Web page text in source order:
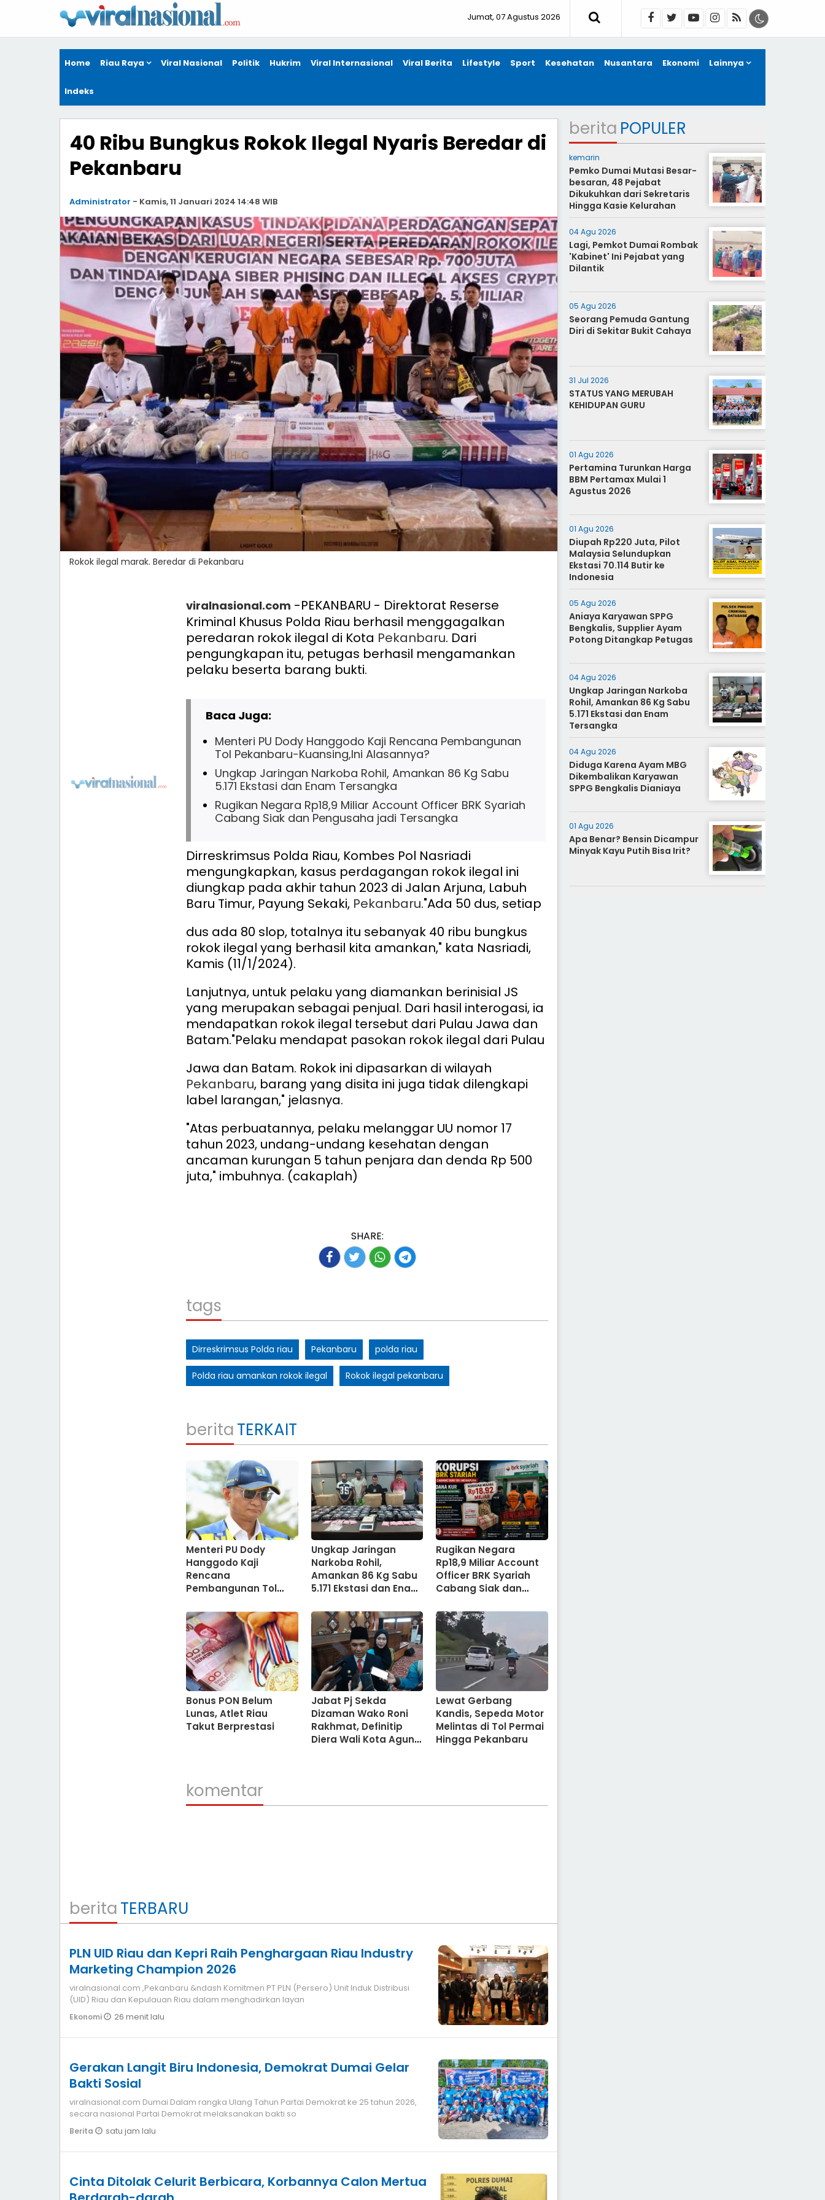
Jumat, 07 Agustus 2026
Home Riau Raya Viral Nasional Politik Hukrim Viral Internasional Viral Berita Lifestyle Sport Kesehatan Nusantara Ekonomi Lainnya
Indeks
40 Ribu Bungkus Rokok Ilegal Nyaris Beredar di
Pekanbaru
Administrator - Kamis, 11 Januari 2024 14:48 WIB
Rokok ilegal marak. Beredar di Pekanbaru
viralnasional.com -PEKANBARU - Direktorat Reserse
Kriminal Khusus Polda Riau berhasil menggagalkan
peredaran rokok ilegal di Kota Pekanbaru. Dari
pengungkapan itu, petugas berhasil mengamankan
pelaku beserta barang bukti.
Baca Juga:
Menteri PU Dody Hanggodo Kaji Rencana Pembangunan
Tol Pekanbaru-Kuansing,Ini Alasannya?
Ungkap Jaringan Narkoba Rohil, Amankan 86 Kg Sabu
5.171 Ekstasi dan Enam Tersangka
Rugikan Negara Rp18,9 Miliar Account Officer BRK Syariah
Cabang Siak dan Pengusaha jadi Tersangka
Dirreskrimsus Polda Riau, Kombes Pol Nasriadi
mengungkapkan, kasus perdagangan rokok ilegal ini
diungkap pada akhir tahun 2023 di Jalan Arjuna, Labuh
Baru Timur, Payung Sekaki, Pekanbaru."Ada 50 dus, setiap
dus ada 80 slop, totalnya itu sebanyak 40 ribu bungkus
rokok ilegal yang berhasil kita amankan," kata Nasriadi,
Kamis (11/1/2024).
Lanjutnya, untuk pelaku yang diamankan berinisial JS
yang merupakan sebagai penjual. Dari hasil interogasi, ia
mendapatkan rokok ilegal tersebut dari Pulau Jawa dan
Batam."Pelaku mendapat pasokan rokok ilegal dari Pulau
Jawa dan Batam. Rokok ini dipasarkan di wilayah
Pekanbaru, barang yang disita ini juga tidak dilengkapi
label larangan," jelasnya.
"Atas perbuatannya, pelaku melanggar UU nomor 17
tahun 2023, undang-undang kesehatan dengan
ancaman kurungan 5 tahun penjara dan denda Rp 500
juta," imbuhnya. (cakaplah)
SHARE:
tags
Dirreskrimsus Polda riau Pekanbaru polda riau
Polda riau amankan rokok ilegal Rokok ilegal pekanbaru
beritaTERKAIT
Menteri PU Dody
Hanggodo Kaji
Rencana
Pembangunan Tol
Kuansing,Ini
Alasannya?
Ungkap Jaringan
Narkoba Rohil,
Amankan 86 Kg Sabu
5.171 Ekstasi dan Enam
Rugikan Negara
Rp18,9 Miliar Account
Officer BRK Syariah
Cabang Siak dan
Tersangka
Bonus PON Belum
Lunas, Atlet Riau
Takut Berprestasi
Jabat Pj Sekda
Dizaman Wako Roni
Rakhmat, Definitip
Diera Wali Kota Agung
Lewat Gerbang
Kandis, Sepeda Motor
Melintas di Tol Permai
Hingga Pekanbaru
komentar
beritaTERBARU
PLN UID Riau dan Kepri Raih Penghargaan Riau Industry
Marketing Champion 2026
viralnasional.com ,Pekanbaru &ndash Komitmen PT PLN (Persero) Unit Induk Distribusi
(UID) Riau dan Kepulauan Riau dalam menghadirkan layan
Ekonomi 26 menit lalu
Gerakan Langit Biru Indonesia, Demokrat Dumai Gelar
Bakti Sosial
viralnasional.com Dumai Dalam rangka Ulang Tahun Partai Demokrat ke 25 tahun 2026,
secara nasional Partai Demokrat melaksanakan bakti so
Berita satu jam lalu
Cinta Ditolak Celurit Berbicara, Korbannya Calon Mertua
berita POPULER
kemarin
Pemko Dumai Mutasi Besar-
besaran, 48 Pejabat
Dikukuhkan dari Sekretaris
Hingga Kasie Kelurahan
04 Agu 2026
Lagi, Pemkot Dumai Rombak
'Kabinet' Ini Pejabat yang
Dilantik
05 Agu 2026
Seorang Pemuda Gantung
Diri di Sekitar Bukit Cahaya
31 Jul 2026
STATUS YANG MERUBAH
KEHIDUPAN GURU
01 Agu 2026
Pertamina Turunkan Harga
BBM Pertamax Mulai 1
Agustus 2026
01 Agu 2026
Diupah Rp220 Juta, Pilot
Malaysia Selundupkan
Ekstasi 70.114 Butir ke
Indonesia
05 Agu 2026
Aniaya Karyawan SPPG
Bengkalis, Supplier Ayam
Potong Ditangkap Petugas
04 Agu 2026
Ungkap Jaringan Narkoba
Rohil, Amankan 86 Kg Sabu
5.171 Ekstasi dan Enam
Tersangka
04 Agu 2026
Diduga Karena Ayam MBG
Dikembalikan Karyawan
SPPG Bengkalis Dianiaya
01 Agu 2026
Apa Benar? Bensin Dicampur
Minyak Kayu Putih Bisa Irit?